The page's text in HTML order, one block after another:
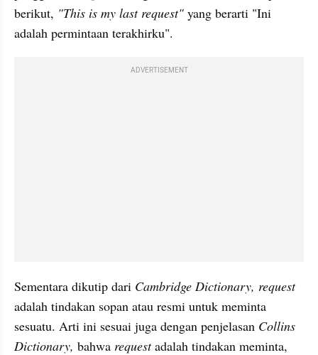
berikut, "This is my last request" yang berarti "Ini
adalah permintaan terakhirku".
ADVERTISEMENT
Sementara dikutip dari Cambridge Dictionary, request
adalah tindakan sopan atau resmi untuk meminta
sesuatu. Arti ini sesuai juga dengan penjelasan Collins
Dictionary, bahwa request adalah tindakan meminta,